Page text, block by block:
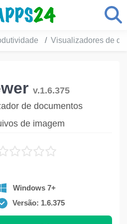
Visualizadores de
v.1.6.375
de documentos
de imagem
Windows 7+
Versão: 1.6.375